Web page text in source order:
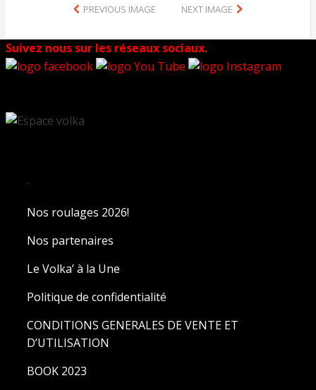
PREVIOUS IMAGE NEXT IMAGE
Suivez nous sur les réseaux sociaux.
.
Nos roulages 2026!
Nos partenaires
Le Volka’ à la Une
Politique de confidentialité
CONDITIONS GENERALES DE VENTE ET
D’UTILISATION
BOOK 2023